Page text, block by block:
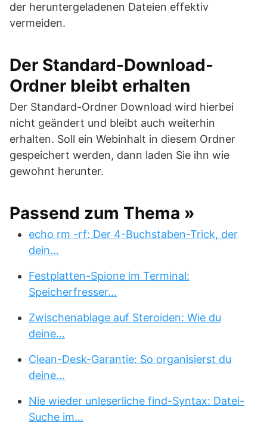
der heruntergeladenen Dateien effektiv
vermeiden.
Der Standard-Download-
Ordner bleibt erhalten
Der Standard-Ordner Download wird hierbei
nicht geändert und bleibt auch weiterhin
erhalten. Soll ein Webinhalt in diesem Ordner
gespeichert werden, dann laden Sie ihn wie
gewohnt herunter.
Passend zum Thema »
echo rm -rf: Der 4-Buchstaben-Trick, der
dein…
Festplatten-Spione im Terminal:
Speicherfresser…
Zwischenablage auf Steroiden: Wie du
deine…
Clean-Desk-Garantie: So organisierst du
deine…
Nie wieder unleserliche find-Syntax: Datei-
Suche im…